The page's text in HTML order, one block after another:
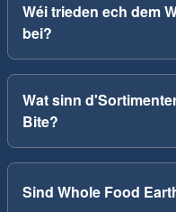
Wéi trieden ech dem
bei?
Wat sinn
Bite?
Sind Whole Food